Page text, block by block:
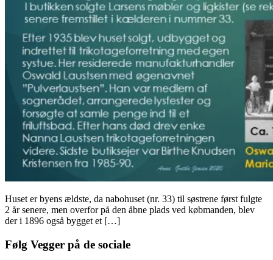
Huset er byens ældste, da nabohuset (nr. 33) til søstrene først fulgte
2 år senere, men overfor på den åbne plads ved købmanden, blev
der i 1896 også bygget et […]
Følg Vegger på de sociale